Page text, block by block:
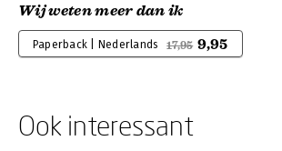
Wij weten meer dan ik
Paperback | Nederlands 17,95 9,95
Ook interessant